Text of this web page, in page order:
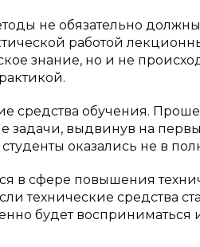
не обязательно
работой
знание, но и не
средства обучения.
задачи, выдвинув на
оказались не в
в сфере повышения
технические средства
будет